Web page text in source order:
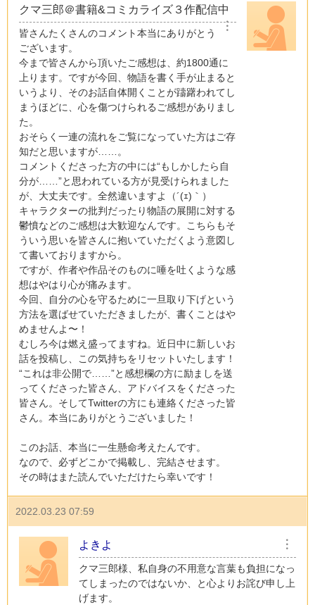
クマ三郎＠書籍&コミカライズ３作配信中
︙
皆さんたくさんのコメント本当にありがとう
ございます。
今まで皆さんから頂いたご感想は、約1800通に
上ります。ですが今回、物語を書く手が止まると
いうより、そのお話自体開くことが躊躇われてし
まうほどに、心を傷つけられるご感想がありまし
た。
おそらく一連の流れをご覧になっていた方はご存
知だと思いますが……。
コメントくださった方の中には“もしかしたら自
分が……”と思われている方が見受けられました
が、大丈夫です。全然違いますよ（´(ｪ)｀）
キャラクターの批判だったり物語の展開に対する
鬱憤などのご感想は大歓迎なんです。こちらもそ
ういう思いを皆さんに抱いていただくよう意図し
て書いておりますから。
ですが、作者や作品そのものに唾を吐くような感
想はやはり心が痛みます。
今回、自分の心を守るために一旦取り下げという
方法を選ばせていただきましたが、書くことはや
めませんよ〜！
むしろ今は燃え盛ってますね。近日中に新しいお
話を投稿し、この気持ちをリセットいたします！
“これは非公開で……”と感想欄の方に励ましを送
ってくださった皆さん、アドバイスをくださった
皆さん。そしてTwitterの方にも連絡くださった皆
さん。本当にありがとうございました！
このお話、本当に一生懸命考えたんです。
なので、必ずどこかで掲載し、完結させます。
その時はまた読んでいただけたら幸いです！
2022.03.23 07:59
よきよ ︙
クマ三郎様、私自身の不用意な言葉も負担になっ
てしまったのではないか、と心よりお詫び申し上
げます。